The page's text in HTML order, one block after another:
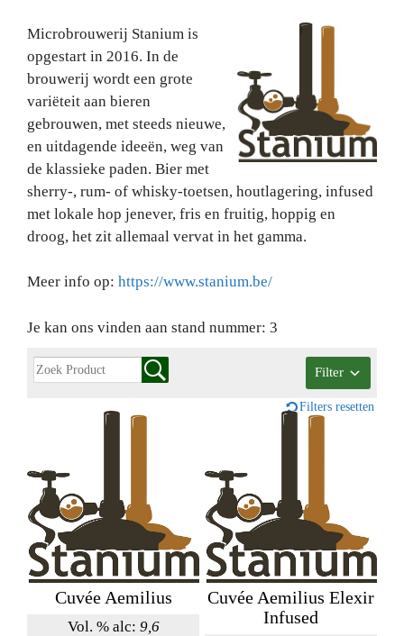
Microbrouwerij Stanium is
opgestart in 2016. In de
brouwerij wordt een grote
variëteit aan bieren
gebrouwen, met steeds nieuwe,
en uitdagende ideeën, weg van
de klassieke paden. Bier met
sherry-, rum- of whisky-toetsen, houtlagering, infused
met lokale hop jenever, fris en fruitig, hoppig en
droog, het zit allemaal vervat in het gamma.
Meer info op: https://www.stanium.be/
Je kan ons vinden aan stand nummer: 3
Filter
Filters resetten
Cuvée Aemilius
Vol. % alc: 9,6
Cuvée Aemilius Elexir
Infused